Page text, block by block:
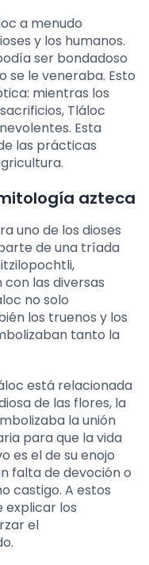
a menudo
y los humanos.
ser bondadoso
se le veneraba. Esto
mientras los
Tláloc
Esta
las prácticas
azteca
uno de los dioses
de una tríada
las diversas
no solo
los truenos y los
tanto la
está relacionada
de las flores, la
la unión
para que la vida
es el de su enojo
falta de devoción o
castigo. A estos
explicar los
el